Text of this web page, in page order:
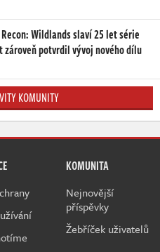
Wildlands slaví 25 let série
potvrdil vývoj nového dílu
KOMUNITY
KOMUNITA
Nejnovější
příspěvky
Žebříček uživatelů